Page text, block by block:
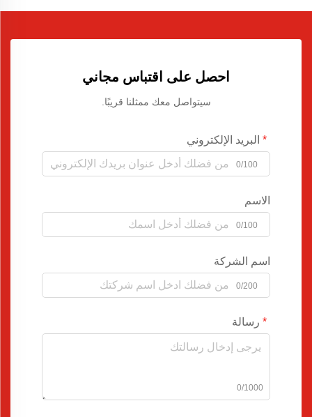
احصل على اقتباس مجاني
سيتواصل معك ممثلنا قريبًا.
البريد الإلكتروني
0/100
الاسم
0/100
اسم الشركة
0/200
رسالة
0/1000